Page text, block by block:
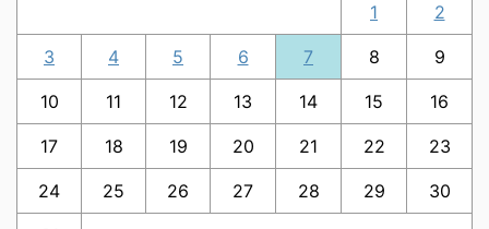
1 2
3 4 5 6 7 8 9
10 11 12 13 14 15 16
17 18 19 20 21 22 23
24 25 26 27 28 29 30